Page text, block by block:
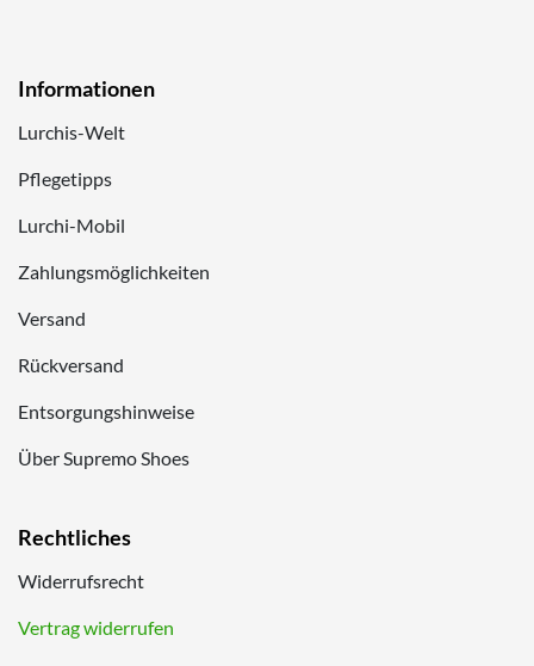
Informationen
Lurchis-Welt
Pflegetipps
Lurchi-Mobil
Zahlungsmöglichkeiten
Versand
Rückversand
Entsorgungshinweise
Über Supremo Shoes
Rechtliches
Widerrufsrecht
Vertrag widerrufen